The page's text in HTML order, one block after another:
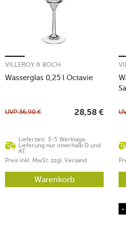
Wasserglas 0,25 l Octavie
VILLEROY & BOCH
Lieferzeit: 3-5 Werktage.
Lieferung nur innerhalb D und
AT.
UVP36,90 € 28,58 €
Preis inkl. MwSt. zzgl. Versand
Warenkorb
-